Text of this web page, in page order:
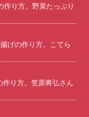
作り方。野菜たっぷり
げの作り方。こてら
作り方。笠原将弘さん